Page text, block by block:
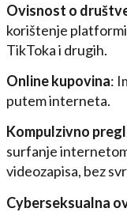
Ovisnost o
korištenje
TikToka i drugih.
Online kupovina:
putem interneta.
Kompulzivno
surfanje
videozapisa, bez
Cyberseksualna